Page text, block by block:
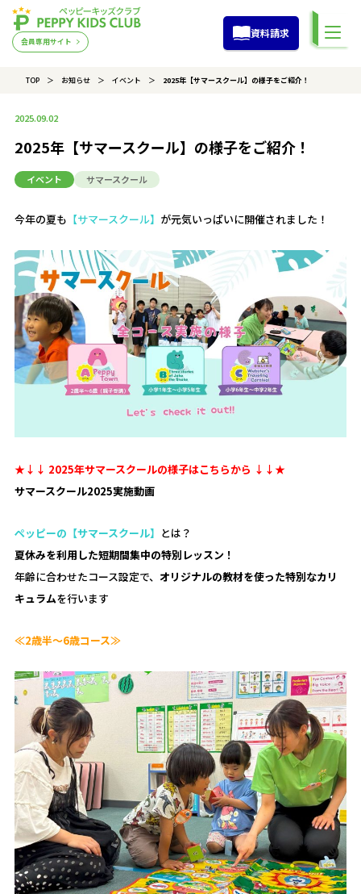
会員専用サイト
資料請求
TOP お知らせ イベント 2025年【サマースクール】の様子をご紹介！
2025.09.02
2025年【サマースクール】の様子をご紹介！
イベント サマースクール
今年の夏も 【サマースクール】 が元気いっぱいに開催されました！
★↓↓ 2025年サマースクールの様子はこちらから ↓↓★
サマースクール2025実施動画
ペッピーの【サマースクール】 とは？
夏休みを利用した短期間集中の特別レッスン！
年齢に合わせたコース設定で、 オリジナルの教材を使った特別なカリ
キュラムを行います
≪2歳半～6歳コース≫